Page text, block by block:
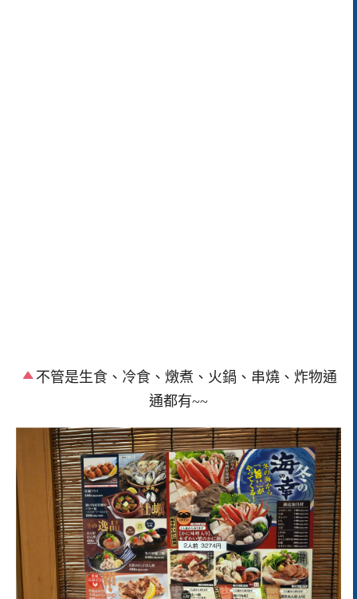
不管是生食、冷食、燉煮、火鍋、串燒、炸物通
通都有~~